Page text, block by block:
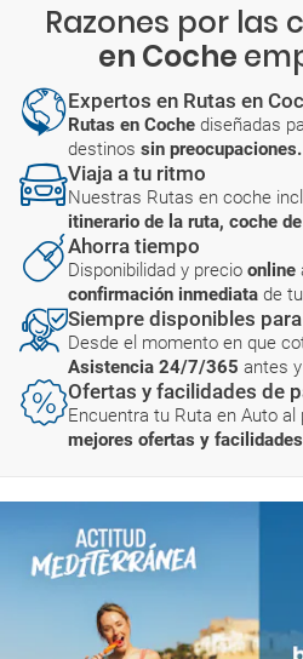
Razones por las
en Coche
Expertos en Rutas en
Rutas en Coche diseñadas
destinos sin preocupaciones.
Viaja a tu ritmo
Nuestras Rutas en coche
itinerario de la ruta, coche
Ahorra tiempo
Disponibilidad y precio online
confirmación inmediata de
Siempre disponibles
Desde el momento en que
Asistencia 24/7/365 antes
Ofertas y facilidades de
Encuentra tu Ruta en Auto
mejores ofertas y